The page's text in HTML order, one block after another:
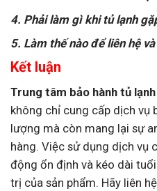
4. Phải làm gì khi tủ lạnh
5. Làm thế nào để liên hệ
Kết luận
Trung tâm bảo hành tủ
không chỉ cung cấp dịch vụ
lượng mà còn mang lại sự
hàng. Việc sử dụng dịch vụ
động ổn định và kéo dài
trị của sản phẩm. Hãy liên